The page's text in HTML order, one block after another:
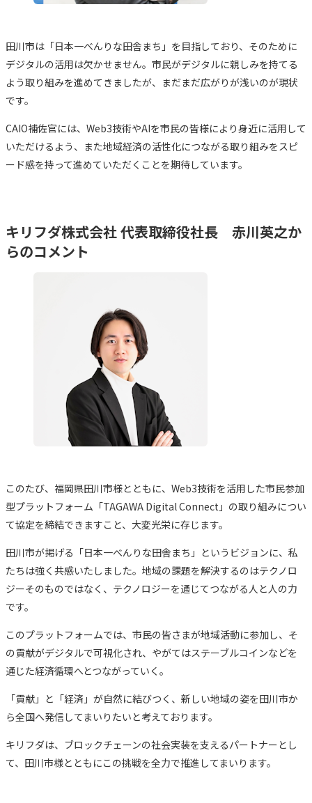
田川市は「日本一べんりな田舎まち」を目指しており、そのために
デジタルの活用は欠かせません。市民がデジタルに親しみを持てる
よう取り組みを進めてきましたが、まだまだ広がりが浅いのが現状
です。
CAIO補佐官には、Web3技術やAIを市民の皆様により身近に活用して
いただけるよう、また地域経済の活性化につながる取り組みをスピ
ード感を持って進めていただくことを期待しています。
キリフダ株式会社 代表取締役社長 赤川英之か
らのコメント
このたび、福岡県田川市様とともに、Web3技術を活用した市民参加
型プラットフォーム「TAGAWA Digital Connect」の取り組みについ
て協定を締結できますこと、大変光栄に存じます。
田川市が掲げる「日本一べんりな田舎まち」というビジョンに、私
たちは強く共感いたしました。地域の課題を解決するのはテクノロ
ジーそのものではなく、テクノロジーを通じてつながる人と人の力
です。
このプラットフォームでは、市民の皆さまが地域活動に参加し、そ
の貢献がデジタルで可視化され、やがてはステーブルコインなどを
通じた経済循環へとつながっていく。
「貢献」と「経済」が自然に結びつく、新しい地域の姿を田川市か
ら全国へ発信してまいりたいと考えております。
キリフダは、ブロックチェーンの社会実装を支えるパートナーとし
て、田川市様とともにこの挑戦を全力で推進してまいります。